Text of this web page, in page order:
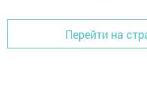
Перейти на